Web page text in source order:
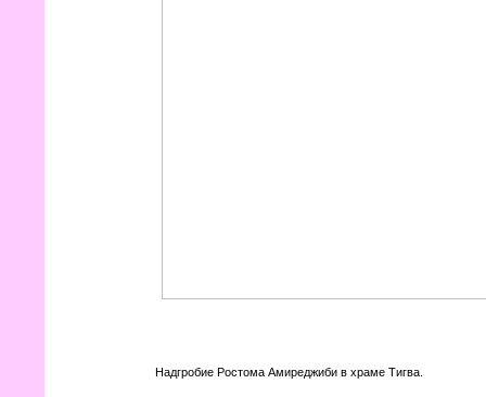
Надгробие Ростома Амиреджиби в храме Тигва.